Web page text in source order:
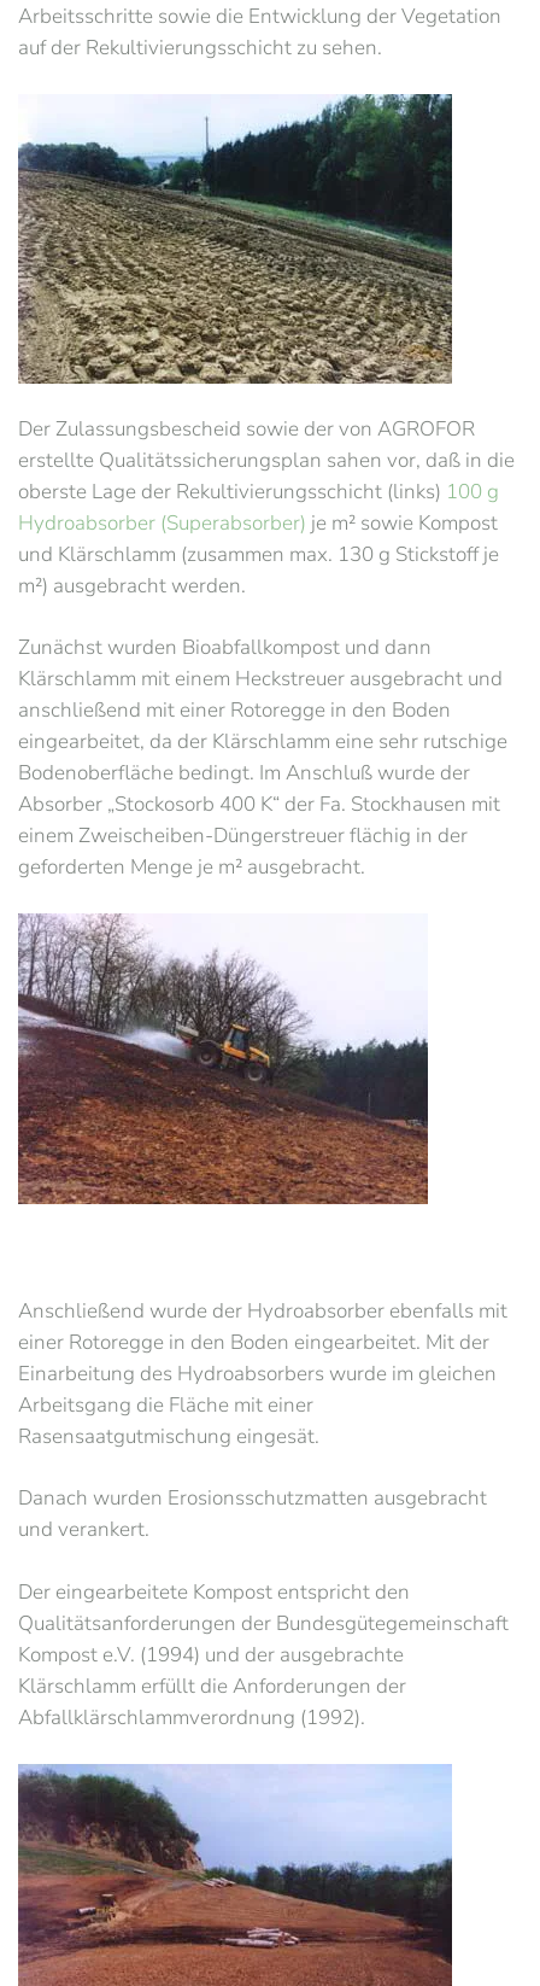
Arbeitsschritte sowie die Entwicklung der Vegetation
auf der Rekultivierungsschicht zu sehen.
Der Zulassungsbescheid sowie der von AGROFOR
erstellte Qualitätssicherungsplan sahen vor, daß in die
oberste Lage der Rekultivierungsschicht (links) 100 g
Hydroabsorber (Superabsorber) je m² sowie Kompost
und Klärschlamm (zusammen max. 130 g Stickstoff je
m²) ausgebracht werden.
Zunächst wurden Bioabfallkompost und dann
Klärschlamm mit einem Heckstreuer ausgebracht und
anschließend mit einer Rotoregge in den Boden
eingearbeitet, da der Klärschlamm eine sehr rutschige
Bodenoberfläche bedingt. Im Anschluß wurde der
Absorber „Stockosorb 400 K“ der Fa. Stockhausen mit
einem Zweischeiben-Düngerstreuer flächig in der
geforderten Menge je m² ausgebracht.
Anschließend wurde der Hydroabsorber ebenfalls mit
einer Rotoregge in den Boden eingearbeitet. Mit der
Einarbeitung des Hydroabsorbers wurde im gleichen
Arbeitsgang die Fläche mit einer
Rasensaatgutmischung eingesät.
Danach wurden Erosionsschutzmatten ausgebracht
und verankert.
Der eingearbeitete Kompost entspricht den
Qualitätsanforderungen der Bundesgütegemeinschaft
Kompost e.V. (1994) und der ausgebrachte
Klärschlamm erfüllt die Anforderungen der
Abfallklärschlammverordnung (1992).